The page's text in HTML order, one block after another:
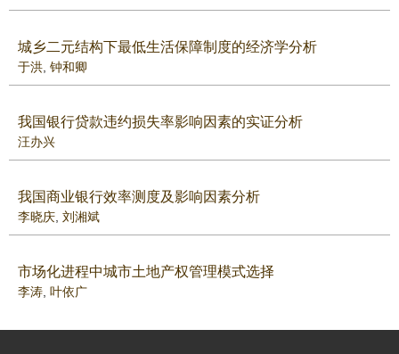
城乡二元结构下最低生活保障制度的经济学分析
于洪 钟和卿
我国银行贷款违约损失率影响因素的实证分析
汪办兴
我国商业银行效率测度及影响因素分析
李晓庆 刘湘斌
市场化进程中城市土地产权管理模式选择
李涛 叶依广